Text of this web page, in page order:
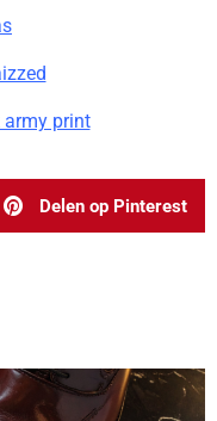
army print
Delen op Pinterest